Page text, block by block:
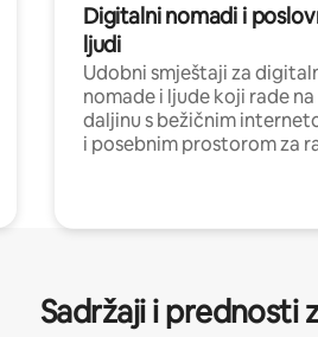
Digitalni nomadi i
ljudi
Udobni smještaji za
nomade i ljude koji rade na
daljinu s bežičnim
i posebnim prostorom za
Sadržaji i prednosti